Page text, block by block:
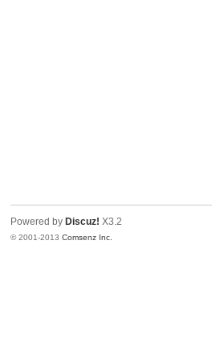
Powered by Discuz! X3.2
© 2001-2013Comsenz Inc.